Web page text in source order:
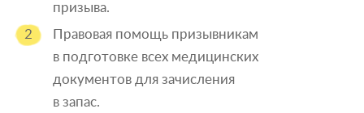
призыва.
Правовая помощь призывникам
в подготовке всех медицинских
документов для зачисления
в запас.